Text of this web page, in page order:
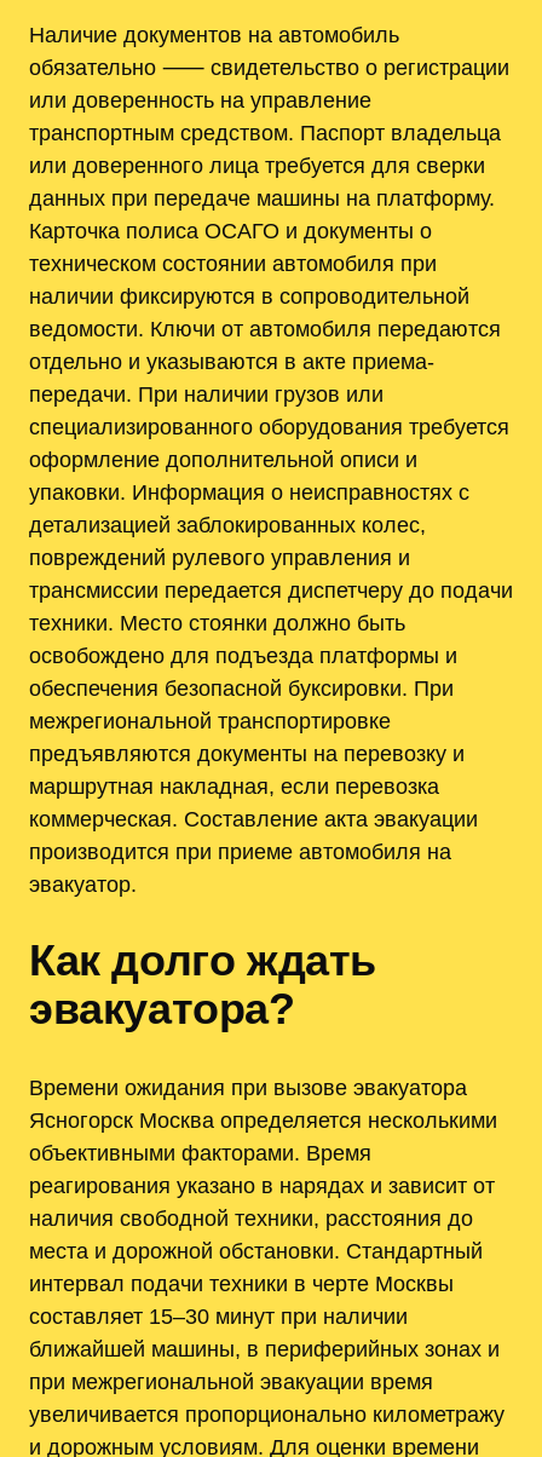
Наличие документов на автомобиль
обязательно ⸺ свидетельство о регистрации
или доверенность на управление
транспортным средством. Паспорт владельца
или доверенного лица требуется для сверки
данных при передаче машины на платформу.
Карточка полиса ОСАГО и документы о
техническом состоянии автомобиля при
наличии фиксируются в сопроводительной
ведомости. Ключи от автомобиля передаются
отдельно и указываются в акте приема-
передачи. При наличии грузов или
специализированного оборудования требуется
оформление дополнительной описи и
упаковки. Информация о неисправностях с
детализацией заблокированных колес,
повреждений рулевого управления и
трансмиссии передается диспетчеру до подачи
техники. Место стоянки должно быть
освобождено для подъезда платформы и
обеспечения безопасной буксировки. При
межрегиональной транспортировке
предъявляются документы на перевозку и
маршрутная накладная, если перевозка
коммерческая. Составление акта эвакуации
производится при приеме автомобиля на
эвакуатор.
Как долго ждать
эвакуатора?
Времени ожидания при вызове эвакуатора
Ясногорск Москва определяется несколькими
объективными факторами. Время
реагирования указано в нарядах и зависит от
наличия свободной техники, расстояния до
места и дорожной обстановки. Стандартный
интервал подачи техники в черте Москвы
составляет 15–30 минут при наличии
ближайшей машины, в периферийных зонах и
при межрегиональной эвакуации время
увеличивается пропорционально километражу
и дорожным условиям. Для оценки времени